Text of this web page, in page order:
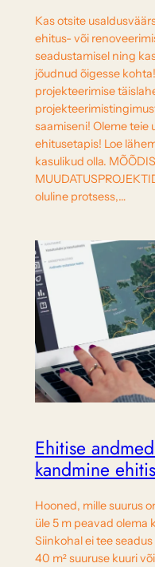
Kas otsite
ehitus- või
seadustamisel ning
jõudnud õigesse
projekteerimise
saamiseni! Oleme teie
ehitusetapis! Loe
kasulikud olla.
oluline protsess,…
Ehitise
kandmine
Hooned, mille suurus
üle 5 m peavad olema
Siinkohal ei tee
40 m² suuruse kuuri